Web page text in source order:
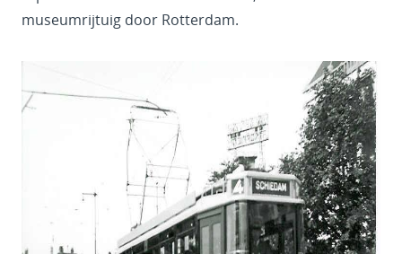
museumrijtuig door Rotterdam.